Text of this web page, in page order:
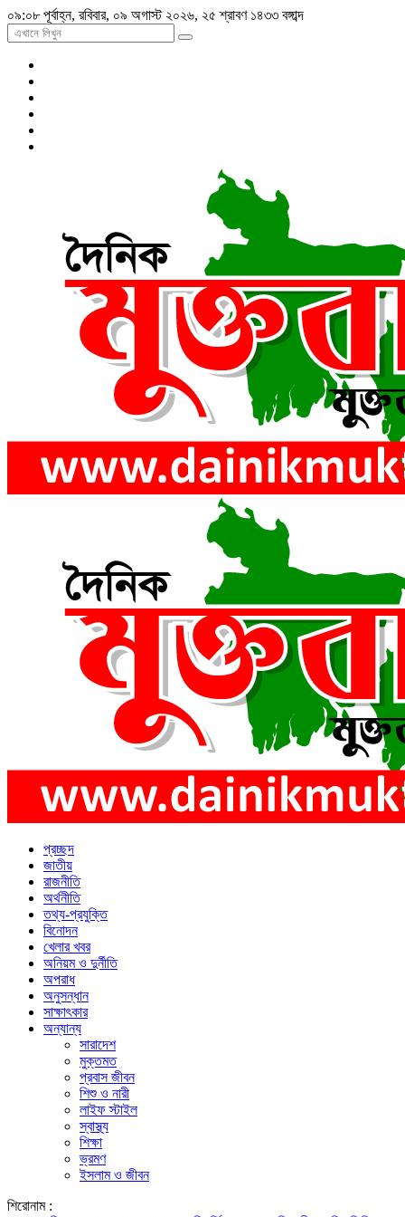
০৯:০৮ পূর্বাহ্ন, রবিবার, ০৯ অগাস্ট ২০২৬, ২৫ শ্রাবণ ১৪৩৩ বঙ্গাব্দ
প্রচ্ছদ
জাতীয়
রাজনীতি
অর্থনীতি
তথ্য-প্রযুক্তি
বিনোদন
খেলার খবর
অনিয়ম ও দুর্নীতি
অপরাধ
অনুসন্ধান
সাক্ষাৎকার
অন্যান্য
সারাদেশ
মুক্তমত
প্রবাস জীবন
শিশু ও নারী
লাইফ স্টাইল
স্বাস্থ্য
শিক্ষা
ভ্রমণ
ইসলাম ও জীবন
শিরোনাম :